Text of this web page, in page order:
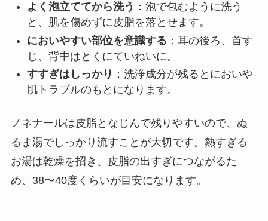
よく泡立ててから洗う ：泡で包むように洗う
と、肌を傷めずに皮脂を落とせます。
においやすい部位を意識する ：耳の後ろ、首す
じ、背中はとくにていねいに。
すすぎはしっかり ：洗浄成分が残るとにおいや
肌トラブルのもとになります。
ノネナールは皮脂となじんで残りやすいので、ぬ
るま湯でしっかり流すことが大切です。熱すぎる
お湯は乾燥を招き、皮脂の出すぎにつながるた
め、38〜40度くらいが目安になります。